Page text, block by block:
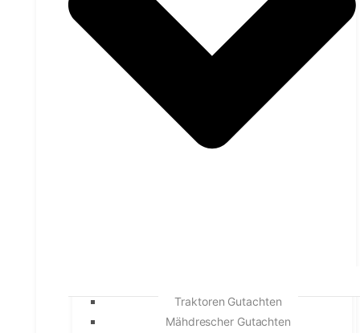
Traktoren Gutachten
Mähdrescher Gutachten